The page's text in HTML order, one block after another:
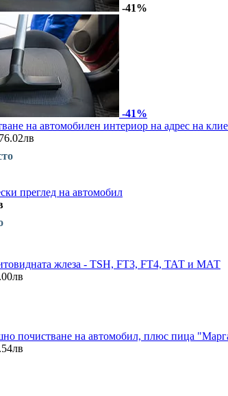
-41%
-41%
на автомобилен интериор на адрес на
преглед на автомобил
жлеза - TSH, FT3, FT4, ТАТ и МАТ
почистване на автомобил, плюс пица